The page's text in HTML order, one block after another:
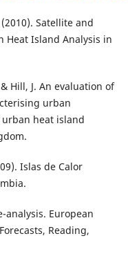
Satellite and
Heat Island Analysis in
Hill, J. An evaluation of
urban
heat island
Islas de Calor
analysis. European
Reading,